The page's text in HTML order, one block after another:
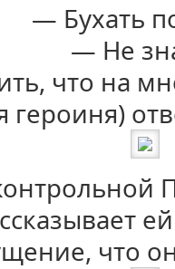
— Бухать
— Не
что на
героиня)
что